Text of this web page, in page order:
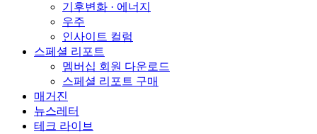
기후변화 · 에너지
우주
인사이트 컬럼
스페셜 리포트
멤버십 회원 다운로드
스페셜 리포트 구매
매거진
뉴스레터
테크 라이브